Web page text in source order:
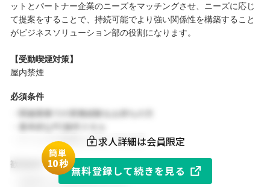
ットとパートナー企業のニーズをマッチングさせ、ニーズに応じ
て提案をすることで、持続可能でより強い関係性を構築すること
がビジネスソリューション部の役割になります。
【受動喫煙対策】
屋内禁煙
必須条件
・関連業務での実務経験をお持ちの方
・基本的なPC操作スキル
・チームでの協働を大切にできる方
歓迎条件
・同業界での就業経験がある方
求人詳細は会員限定
簡単
10秒
無料登録して続きを見る